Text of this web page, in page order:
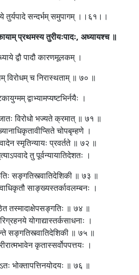
सन्दर्भम् समुपागम् ।।६१।।
प्रथमस्य तुरीयःपादः, अध्यायश्च ॥
द्वौ पादौ कारणमूलकम् ।
विरोधम् च निरास्थताम् ॥ ७० ॥
द्वाभ्यामप्यष्टभिर्नयैः ।
विरोधो भज्यते क्रमात् ॥ ७१ ॥
चोपबृम्हणे ।
स्मृतिन्यायः प्रवर्तते ॥ ७२ ॥
तु पूर्वन्यायातिदेशतः ।
सङ्गतिस्त्वातिदेशिकी ॥ ७३ ॥
साङ्ख्यस्तर्कावलम्बनः ।
तस्मादाक्षेपसङ्गतिः ॥ ७४ ॥
योगाद्यास्तर्कसाधनाः ।
सङ्गतिस्त्वातिदेशिकी ॥ ७५ ॥
कृतास्सर्वोपपत्तयः ।
भोक्तापत्तिनयोदयः ॥ ७६ ॥